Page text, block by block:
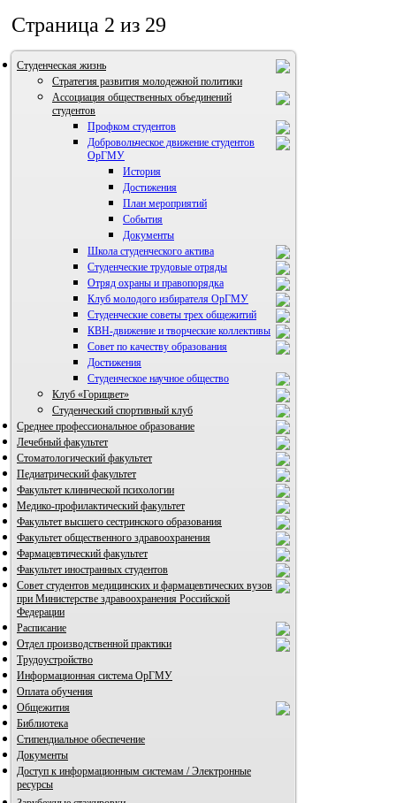
Страница 2 из 29
Студенческая жизнь
Стратегия развития молодежной политики
Ассоциация общественных объединений
студентов
Профком студентов
Добровольческое движение студентов
ОрГМУ
История
Достижения
План мероприятий
События
Документы
Школа студенческого актива
Студенческие трудовые отряды
Отряд охраны и правопорядка
Клуб молодого избирателя ОрГМУ
Студенческие советы трех общежитий
КВН-движение и творческие коллективы
ВИА "Полигон"
Совет по качеству образования
Достижения
Студенческое научное общество
Клуб «Горицвет»
Студенческий спортивный клуб
Среднее профессиональное образование
Лечебный факультет
Стоматологический факультет
Педиатрический факультет
Факультет клинической психологии
Медико-профилактический факультет
Факультет высшего сестринского образования
Факультет общественного здравоохранения
Фармацевтический факультет
Факультет иностранных студентов
Совет студентов медицинских и фармацевтических вузов
при Министерстве здравоохранения Российской
Федерации
Расписание
Отдел производственной практики
Трудоустройство
Информационная система ОрГМУ
Оплата обучения
Общежития
Библиотека
Стипендиальное обеспечение
Документы
Доступ к информационным системам / Электронные
ресурсы